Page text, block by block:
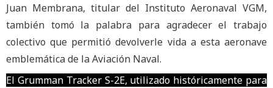
Juan Membrana, titular del Instituto Aeronaval VGM,
también tomó la palabra para agradecer el trabajo
colectivo que permitió devolverle vida a esta aeronave
emblemática de la Aviación Naval.
El Grumman Tracker S-2E, utilizado históricamente para